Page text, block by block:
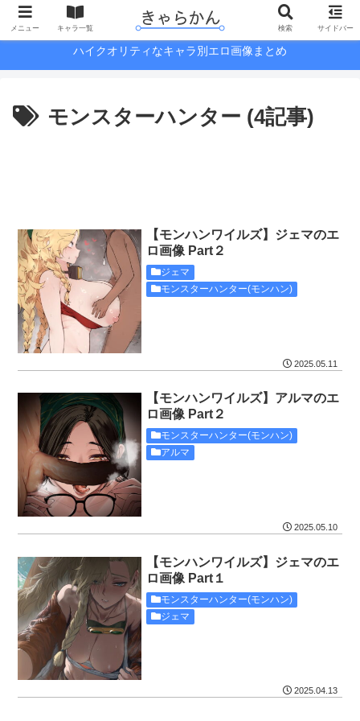
ハイクオリティなキャラ別エロ画像まとめ
モンスターハンター (4記事)
【モンハンワイルズ】ジェマのエ
ロ画像 Part２
ジェマ
モンスターハンター(モンハン)
2025.05.11
【モンハンワイルズ】アルマのエ
ロ画像 Part２
モンスターハンター(モンハン)
アルマ
2025.05.10
【モンハンワイルズ】ジェマのエ
ロ画像 Part１
モンスターハンター(モンハン)
ジェマ
2025.04.13
メニュー キャラ一覧 検索 サイドバー